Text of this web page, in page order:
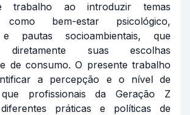
trabalho ao introduzir temas
como bem-estar psicológico,
e pautas socioambientais, que
diretamente suas escolhas
de consumo. O presente trabalho
a percepção e o nível de
que profissionais da Geração Z
práticas e políticas de